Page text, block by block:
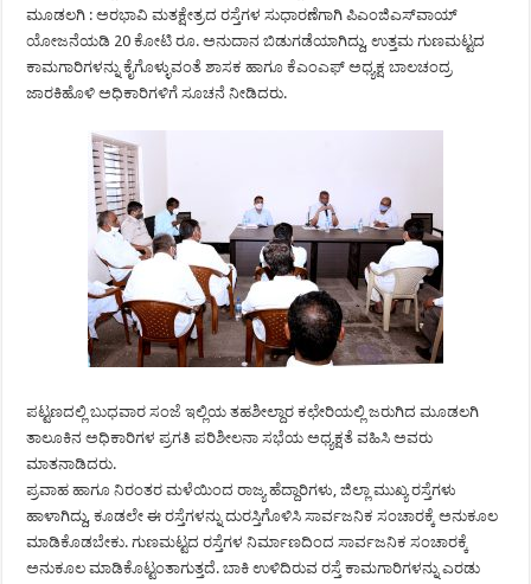
ಮೂಡಲಗಿ : ಅರಭಾವಿ ಮತಕ್ಷೇತ್ರದ ರಸ್ತೆಗಳ ಸುಧಾರಣೆಗಾಗಿ ಪಿಎಂಜಿಎಸ್‍ವಾಯ್
ಯೋಜನೆಯಡಿ 20 ಕೋಟಿ ರೂ. ಅನುದಾನ ಬಿಡುಗಡೆಯಾಗಿದ್ದು, ಉತ್ತಮ ಗುಣಮಟ್ಟದ
ಕಾಮಗಾರಿಗಳನ್ನು ಕೈಗೊಳ್ಳುವಂತೆ ಶಾಸಕ ಹಾಗೂ ಕೆಎಂಎಫ್ ಅಧ್ಯಕ್ಷ ಬಾಲಚಂದ್ರ
ಜಾರಕಿಹೊಳಿ ಅಧಿಕಾರಿಗಳಿಗೆ ಸೂಚನೆ ನೀಡಿದರು.
ಪಟ್ಟಣದಲ್ಲಿ ಬುಧವಾರ ಸಂಜೆ ಇಲ್ಲಿಯ ತಹಶೀಲ್ದಾರ ಕಛೇರಿಯಲ್ಲಿ ಜರುಗಿದ ಮೂಡಲಗಿ
ತಾಲೂಕಿನ ಅಧಿಕಾರಿಗಳ ಪ್ರಗತಿ ಪರಿಶೀಲನಾ ಸಭೆಯ ಅಧ್ಯಕ್ಷತೆ ವಹಿಸಿ ಅವರು
ಮಾತನಾಡಿದರು.
ಪ್ರವಾಹ ಹಾಗೂ ನಿರಂತರ ಮಳೆಯಿಂದ ರಾಜ್ಯ ಹೆದ್ದಾರಿಗಳು, ಜಿಲ್ಲಾ ಮುಖ್ಯ ರಸ್ತೆಗಳು
ಹಾಳಾಗಿದ್ದು, ಕೂಡಲೇ ಈ ರಸ್ತೆಗಳನ್ನು ದುರಸ್ತಿಗೊಳಿಸಿ ಸಾರ್ವಜನಿಕ ಸಂಚಾರಕ್ಕೆ ಅನುಕೂಲ
ಮಾಡಿಕೊಡಬೇಕು. ಗುಣಮಟ್ಟದ ರಸ್ತೆಗಳ ನಿರ್ಮಾಣದಿಂದ ಸಾರ್ವಜನಿಕ ಸಂಚಾರಕ್ಕೆ
ಅನುಕೂಲ ಮಾಡಿಕೊಟ್ಟಂತಾಗುತ್ತದೆ. ಬಾಕಿ ಉಳಿದಿರುವ ರಸ್ತೆ ಕಾಮಗಾರಿಗಳನ್ನು ಎರಡು